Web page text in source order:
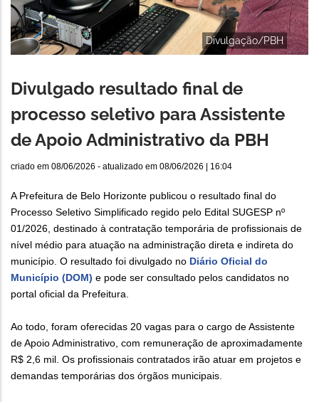
Divulgação/PBH
Divulgado resultado final de
processo seletivo para Assistente
de Apoio Administrativo da PBH
criado em 08/06/2026 - atualizado em 08/06/2026 | 16:04
A Prefeitura de Belo Horizonte publicou o resultado final do
Processo Seletivo Simplificado regido pelo Edital SUGESP nº
01/2026, destinado à contratação temporária de profissionais de
nível médio para atuação na administração direta e indireta do
município. O resultado foi divulgado no Diário Oficial do
Município (DOM) e pode ser consultado pelos candidatos no
portal oficial da Prefeitura.
Ao todo, foram oferecidas 20 vagas para o cargo de Assistente
de Apoio Administrativo, com remuneração de aproximadamente
R$ 2,6 mil. Os profissionais contratados irão atuar em projetos e
demandas temporárias dos órgãos municipais.